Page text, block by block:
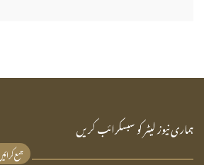
ہماری نیوز لیٹر کو سبسکرائب کریں
جمع